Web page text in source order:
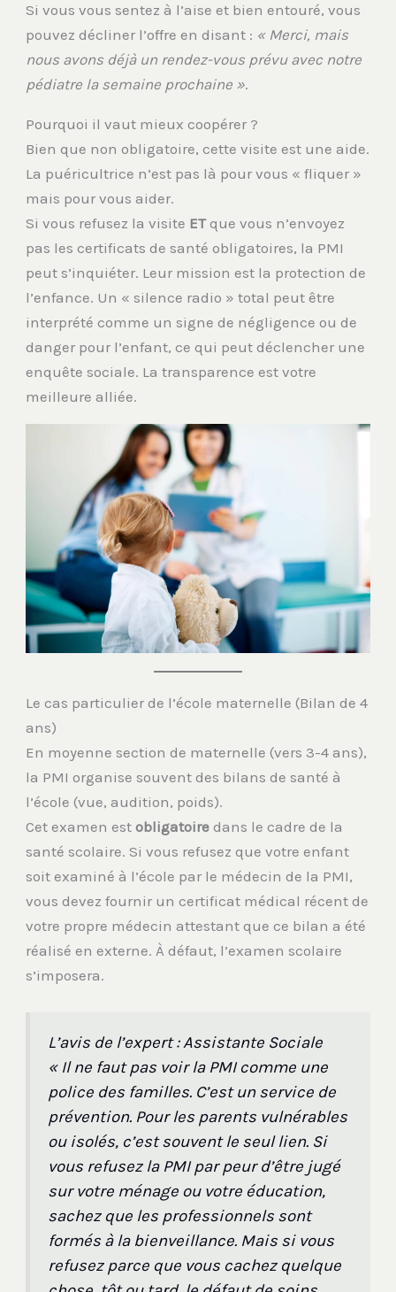
Si vous vous sentez à l’aise et bien entouré, vous
pouvez décliner l’offre en disant : « Merci, mais
nous avons déjà un rendez-vous prévu avec notre
pédiatre la semaine prochaine ».
Pourquoi il vaut mieux coopérer ?
Bien que non obligatoire, cette visite est une aide.
La puéricultrice n’est pas là pour vous « fliquer »
mais pour vous aider.
Si vous refusez la visite ETque vous n’envoyez
pas les certificats de santé obligatoires, la PMI
peut s’inquiéter. Leur mission est la protection de
l’enfance. Un « silence radio » total peut être
interprété comme un signe de négligence ou de
danger pour l’enfant, ce qui peut déclencher une
enquête sociale. La transparence est votre
meilleure alliée.
Le cas particulier de l’école maternelle (Bilan de 4
ans)
En moyenne section de maternelle (vers 3-4 ans),
la PMI organise souvent des bilans de santé à
l’école (vue, audition, poids).
Cet examen estobligatoire dans le cadre de la
santé scolaire. Si vous refusez que votre enfant
soit examiné à l’école par le médecin de la PMI,
vous devez fournir un certificat médical récent de
votre propre médecin attestant que ce bilan a été
réalisé en externe. À défaut, l’examen scolaire
s’imposera.
L’avis de l’expert : Assistante Sociale
« Il ne faut pas voir la PMI comme une
police des familles. C’est un service de
prévention. Pour les parents vulnérables
ou isolés, c’est souvent le seul lien. Si
vous refusez la PMI par peur d’être jugé
sur votre ménage ou votre éducation,
sachez que les professionnels sont
formés à la bienveillance. Mais si vous
refusez parce que vous cachez quelque